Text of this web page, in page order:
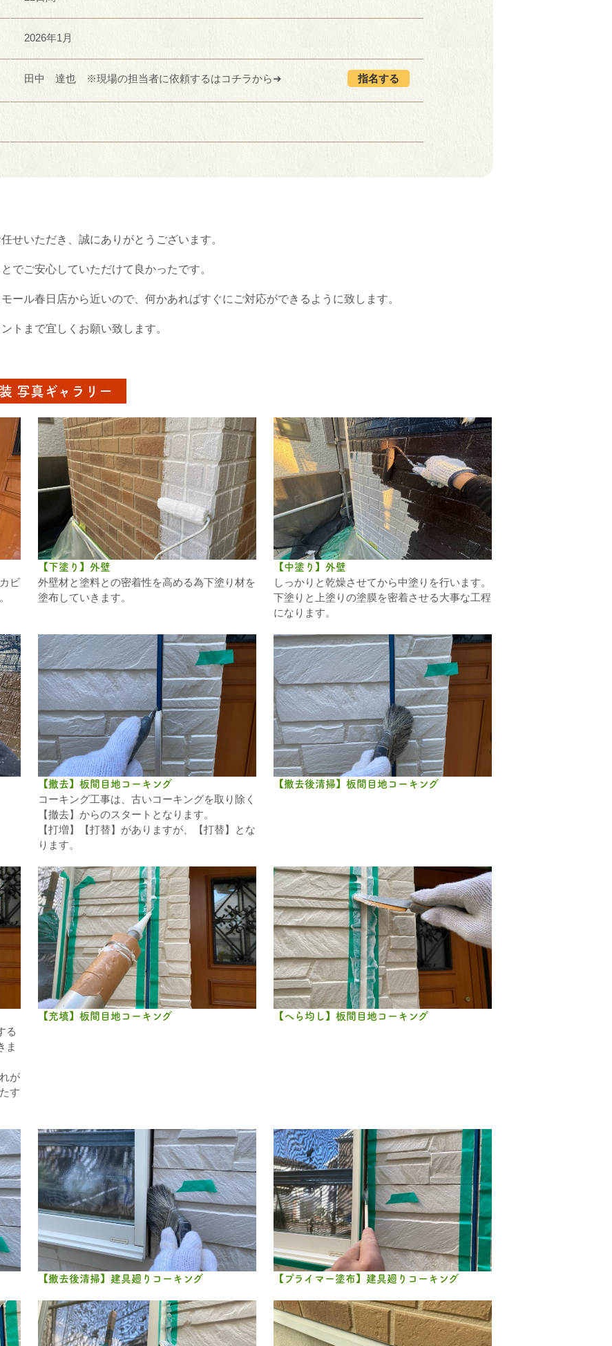
2026年1月
田中 達也 ※現場の担当者に依頼するはコチラから➜ 指名する
せいただき、誠にありがとうございます。
でご安心していただけて良かったです。
ール春日店から近いので、何かあればすぐにご対応ができるように致します。
トまで宜しくお願い致します。
写真ギャラリー
ビ
【下塗り】外壁
外壁材と塗料との密着性を高める為下塗り材を
塗布していきます。
【中塗り】外壁
しっかりと乾燥させてから中塗りを行います。
下塗りと上塗りの塗膜を密着させる大事な工程
になります。
【撤去】板間目地コーキング
コーキング工事は、古いコーキングを取り除く
【撤去】からのスタートとなります。
【打増】【打替】がありますが、【打替】とな
ります。
【撤去後清掃】板間目地コーキング
る
ま
が
す
【充填】板間目地コーキング 【へら均し】板間目地コーキング
【撤去後清掃】建具廻りコーキング 【プライマー塗布】建具廻りコーキング